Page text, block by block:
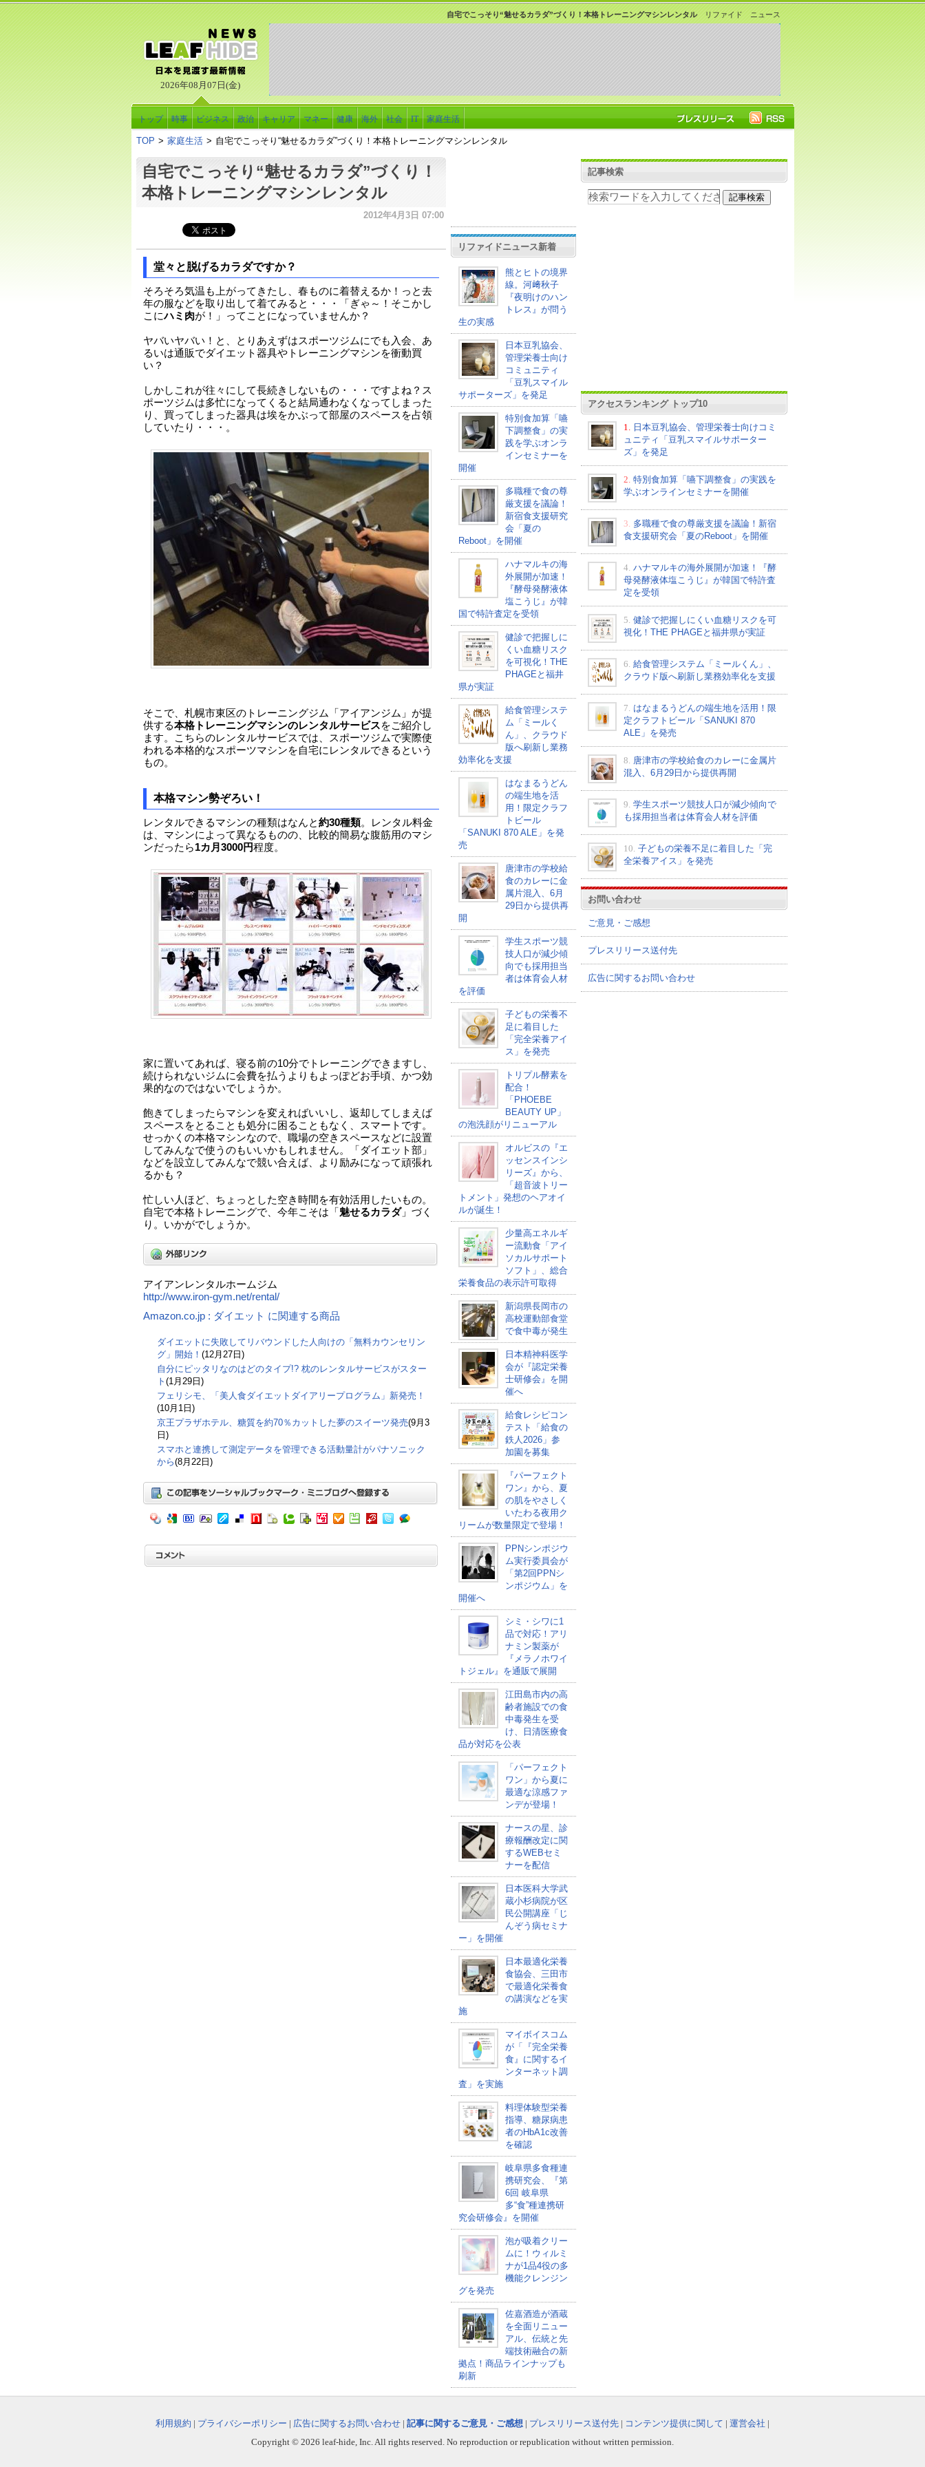
2026年08月07日(金)
リファイド ニュース
自宅でこっそり“魅せるカラダ”づくり！本格トレーニングマシンレンタル
トップ 時事 ビジネス 政治 キャリア マネー 健康 海外 社会 IT 家庭生活
TOP > 家庭生活 > 自宅でこっそり“魅せるカラダ”づくり！本格トレーニングマシンレンタル
自宅でこっそり“魅せるカラダ”づくり！
本格トレーニングマシンレンタル
2012年4月3日 07:00
堂々と脱げるカラダですか？
そろそろ気温も上がってきたし、春ものに着替えるか！っと去
年の服などを取り出して着てみると・・・「ぎゃ～！そこかし
こにハミ肉が！」ってことになっていませんか？
ヤバいヤバい！と、とりあえずはスポーツジムにでも入会、あ
るいは通販でダイエット器具やトレーニングマシンを衝動買
い？
しかしこれが往々にして長続きしないもの・・・ですよね？ス
ポーツジムは多忙になってくると結局通わなくなってしまった
り、買ってしまった器具は埃をかぶって部屋のスペースを占領
していたり・・・。
そこで、札幌市東区のトレーニングジム「アイアンジム」が提
供する本格トレーニングマシンのレンタルサービスをご紹介し
ます。こちらのレンタルサービスでは、スポーツジムで実際使
われる本格的なスポーツマシンを自宅にレンタルできるという
もの。
本格マシン勢ぞろい！
レンタルできるマシンの種類はなんと約30種類。レンタル料金
は、マシンによって異なるものの、比較的簡易な腹筋用のマシ
ンだったら1カ月3000円程度。
家に置いてあれば、寝る前の10分でトレーニングできますし、
続けられないジムに会費を払うよりもよっぽどお手頃、かつ効
果的なのではないでしょうか。
飽きてしまったらマシンを変えればいいし、返却してしまえば
スペースをとることも処分に困ることもなく、スマートです。
せっかくの本格マシンなので、職場の空きスペースなどに設置
してみんなで使うのもいいかもしれません。「ダイエット部」
などを設立してみんなで競い合えば、より励みになって頑張れ
るかも？
忙しい人ほど、ちょっとした空き時間を有効活用したいもの。
自宅で本格トレーニングで、今年こそは「 魅せるカラダ」づく
り。いかがでしょうか。
アイアンレンタルホームジム
http://www.iron-gym.net/rental/
Amazon.co.jp : ダイエット に関連する商品
ダイエットに失敗してリバウンドした人向けの「無料カウンセリン
グ」開始！ (12月27日)
自分にピッタリなのはどのタイプ!? 枕のレンタルサービスがスター
ト (1月29日)
フェリシモ、「美人食ダイエットダイアリープログラム」新発売！
(10月1日)
京王プラザホテル、糖質を約70％カットした夢のスイーツ発売(9月3
日)
スマホと連携して測定データを管理できる活動量計がパナソニック
から(8月22日)
リファイドニュース新着
熊とヒトの境界
線。河﨑秋子
『夜明けのハン
トレス』が問う
生の実感
日本豆乳協会、
管理栄養士向け
コミュニティ
「豆乳スマイル
サポーターズ」を発足
特別食加算「嚥
下調整食」の実
践を学ぶオンラ
インセミナーを
開催
多職種で食の尊
厳支援を議論！
新宿食支援研究
会「夏の
Reboot」を開催
ハナマルキの海
外展開が加速！
『酵母発酵液体
塩こうじ』が韓
国で特許査定を受領
健診で把握しに
くい血糖リスク
を可視化！THE
PHAGEと福井
県が実証
給食管理システ
ム「ミールく
ん」、クラウド
版へ刷新し業務
効率化を支援
はなまるうどん
の端生地を活
用！限定クラフ
トビール
「SANUKI 870 ALE」を発
売
唐津市の学校給
食のカレーに金
属片混入、6月
29日から提供再
開
学生スポーツ競
技人口が減少傾
向でも採用担当
者は体育会人材
を評価
子どもの栄養不
足に着目した
「完全栄養アイ
ス」を発売
トリプル酵素を
配合！
「PHOEBE
BEAUTY UP」
の泡洗顔がリニューアル
オルビスの『エ
ッセンスインシ
リーズ』から、
「超音波トリー
トメント」発想のヘアオイ
ルが誕生！
少量高エネルギ
ー流動食「アイ
ソカルサポート
ソフト」、総合
栄養食品の表示許可取得
新潟県長岡市の
高校運動部食堂
で食中毒が発生
日本精神科医学
会が『認定栄養
士研修会』を開
催へ
給食レシピコン
テスト「給食の
鉄人2026」参
加園を募集
『パーフェクト
ワン』から、夏
の肌をやさしく
いたわる夜用ク
リームが数量限定で登場！
PPNシンポジウ
ム実行委員会が
「第2回PPNシ
ンポジウム」を
開催へ
シミ・シワに1
品で対応！アリ
ナミン製薬が
『メラノホワイ
トジェル』を通販で展開
江田島市内の高
齢者施設での食
中毒発生を受
け、日清医療食
品が対応を公表
「パーフェクト
ワン」から夏に
最適な涼感ファ
ンデが登場！
ナースの星、診
療報酬改定に関
するWEBセミ
ナーを配信
日本医科大学武
蔵小杉病院が区
民公開講座「じ
んぞう病セミナ
ー」を開催
日本最適化栄養
食協会、三田市
で最適化栄養食
の講演などを実
施
マイボイスコム
が「『完全栄養
食』に関するイ
ンターネット調
査」を実施
料理体験型栄養
指導、糖尿病患
者のHbA1c改善
を確認
岐阜県多食種連
携研究会、『第
6回 岐阜県
多“食”種連携研
究会研修会』を開催
泡が吸着クリー
ムに！ウィルミ
ナが1品4役の多
機能クレンジン
グを発売
佐嘉酒造が酒蔵
を全面リニュー
アル、伝統と先
端技術融合の新
拠点！商品ラインナップも
刷新
記事検索
アクセスランキング トップ10
1.
日本豆乳協会、管理栄養士向けコミ
ュニティ「豆乳スマイルサポーター
ズ」を発足
2. 特別食加算「嚥下調整食」の実践を
学ぶオンラインセミナーを開催
3. 多職種で食の尊厳支援を議論！新宿
食支援研究会「夏のReboot」を開催
4. ハナマルキの海外展開が加速！『酵
母発酵液体塩こうじ』が韓国で特許査
定を受領
5. 健診で把握しにくい血糖リスクを可
視化！THE PHAGEと福井県が実証
6. 給食管理システム「ミールくん」、
クラウド版へ刷新し業務効率化を支援
7. はなまるうどんの端生地を活用！限
定クラフトビール「SANUKI 870
ALE」を発売
8. 唐津市の学校給食のカレーに金属片
混入、6月29日から提供再開
9. 学生スポーツ競技人口が減少傾向で
も採用担当者は体育会人材を評価
10. 子どもの栄養不足に着目した「完
全栄養アイス」を発売
お問い合わせ
ご意見・ご感想
プレスリリース送付先
広告に関するお問い合わせ
利用規約 | プライバシーポリシー | 広告に関するお問い合わせ | 記事に関するご意見・ご感想 | プレスリリース送付先 | コンテンツ提供に関して | 運営会社 |
Copyright © 2026 leaf-hide, Inc. All rights reserved. No reproduction or republication without written permission.